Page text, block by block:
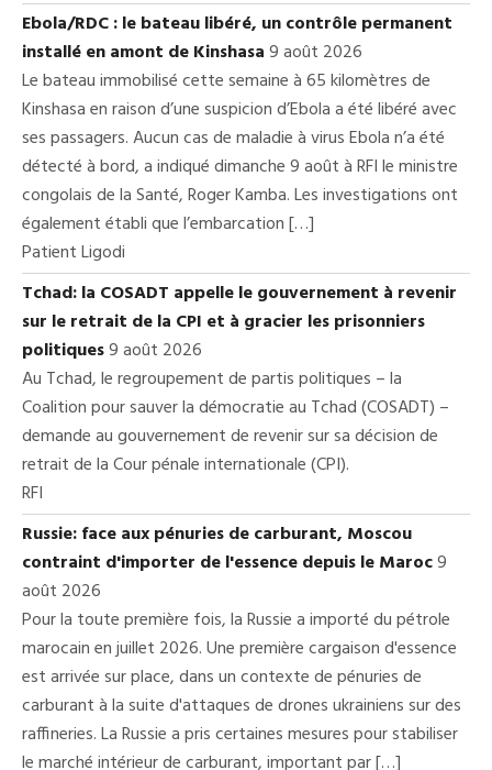
Ebola/RDC : le bateau libéré, un contrôle permanent
installé en amont de Kinshasa9 août 2026
Le bateau immobilisé cette semaine à 65 kilomètres de
Kinshasa en raison d’une suspicion d’Ebola a été libéré avec
ses passagers. Aucun cas de maladie à virus Ebola n’a été
détecté à bord, a indiqué dimanche 9 août à RFI le ministre
congolais de la Santé, Roger Kamba. Les investigations ont
également établi que l’embarcation […]
Patient Ligodi
Tchad: la COSADT appelle le gouvernement à revenir
sur le retrait de la CPI et à gracier les prisonniers
politiques9 août 2026
Au Tchad, le regroupement de partis politiques – la
Coalition pour sauver la démocratie au Tchad (COSADT) –
demande au gouvernement de revenir sur sa décision de
retrait de la Cour pénale internationale (CPI).
RFI
Russie: face aux pénuries de carburant, Moscou
contraint d'importer de l'essence depuis le Maroc9
août 2026
Pour la toute première fois, la Russie a importé du pétrole
marocain en juillet 2026. Une première cargaison d'essence
est arrivée sur place, dans un contexte de pénuries de
carburant à la suite d'attaques de drones ukrainiens sur des
raffineries. La Russie a pris certaines mesures pour stabiliser
le marché intérieur de carburant, important par […]